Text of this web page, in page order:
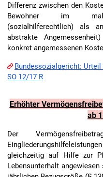
Differenz zwischen den
Bewohner im
(sozialhilferechtlich) als
abstrakte
konkret angemessenen
Bundessozialgericht:
SO 12/17 R
Erhöhter
ab
Der
gleichzeitig auf Hilfe zur
Lebensunterhalt